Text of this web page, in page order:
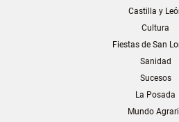
Castilla y
Cultura
Fiestas de San
Sanidad
Sucesos
La Posada
Mundo